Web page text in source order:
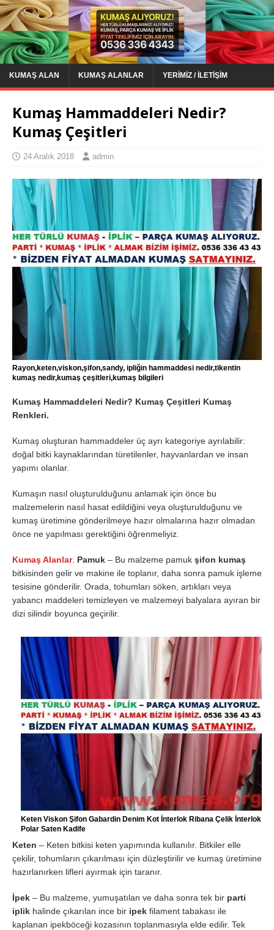
KUMAŞ ALAN KUMAŞ ALANLAR YERIMIZ / İLETIŞIM
Kumaş Hammaddeleri Nedir?
Kumaş Çeşitleri
24 Aralık 2018 admin
Rayon,keten,viskon,şifon,sandy, ipliğin hammaddesi nedir,tikentin
kumaş nedir,kumaş çeşitleri,kumaş bilgileri
Kumaş Hammaddeleri Nedir? Kumaş Çeşitleri Kumaş
Renkleri.
Kumaş oluşturan hammaddeler üç ayrı kategoriye ayrılabilir:
doğal bitki kaynaklarından türetilenler, hayvanlardan ve insan
yapımı olanlar.
Kumaşın nasıl oluşturulduğunu anlamak için önce bu
malzemelerin nasıl hasat edildiğini veya oluşturulduğunu ve
kumaş üretimine gönderilmeye hazır olmalarına hazır olmadan
önce ne yapılması gerektiğini öğrenmeliyiz.
Kumaş Alanlar. Pamuk – Bu malzeme pamuk şifon kumaş
bitkisinden gelir ve makine ile toplanır, daha sonra pamuk işleme
tesisine gönderilir. Orada, tohumları söken, artıkları veya
yabancı maddeleri temizleyen ve malzemeyi balyalara ayıran bir
dizi silindir boyunca geçirilir.
Keten Viskon Şifon Gabardin Denim Kot İnterlok Ribana Çelik İnterlok
Polar Saten Kadife
Keten – Keten bitkisi keten yapımında kullanılır. Bitkiler elle
çekilir, tohumların çıkarılması için düzleştirilir ve kumaş üretimine
hazırlanırken lifleri ayırmak için taranır.
İpek – Bu malzeme, yumuşatılan ve daha sonra tek bir parti
iplik halinde çıkarılan ince bir ipek filament tabakası ile
kaplanan ipekböceği kozasının toplanmasıyla elde edilir. Tek